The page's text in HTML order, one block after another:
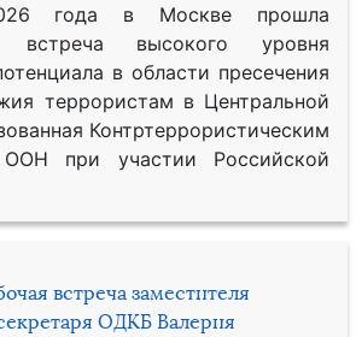
года в Москве прошла
встреча высокого уровня
в области пресечения
террористам в Центральной
Контртеррористическим
ООН при участии Российской
встреча заместителя
ОДКБ Валерия